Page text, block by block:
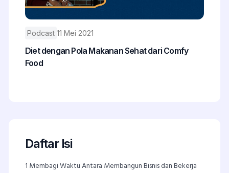
Podcast 11 Mei 2021
Diet dengan Pola Makanan Sehat dari Comfy
Food
Daftar Isi
1 Membagi Waktu Antara Membangun Bisnis dan Bekerja